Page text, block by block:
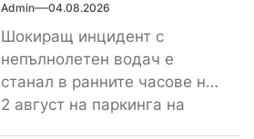
Admin 04.08.2026
Шокиращ инцидент с
непълнолетен водач е
станал в ранните часове на
2 август на паркинга на